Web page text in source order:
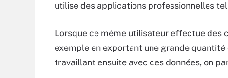
utilise des applications professionnelles
Lorsque ce même utilisateur effectue des
exemple en exportant une grande quantité
travaillant ensuite avec ces données, on